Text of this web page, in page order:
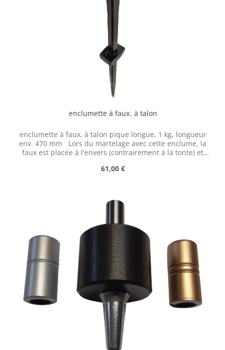
enclumette à faux, à talon
enclumette à faux, à talon pique longue, 1 kg, longueur
env. 470 mm Lors du martelage avec cette enclume, la
faux est placée à l'envers (contrairement à la tonte) et
atelier (en anglais) expliquant comment marteler
https://scythesupply.com/peeningworkshop.html
Prix régulier :
61,00 €